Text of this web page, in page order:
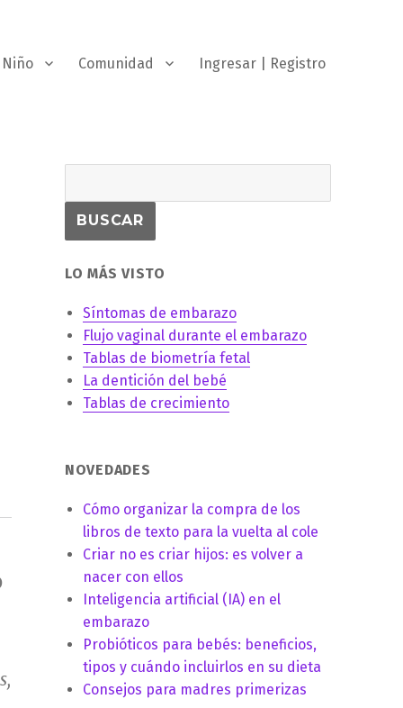
Niño Comunidad Ingresar | Registro
LO MÁS VISTO
Síntomas de embarazo
Flujo vaginal durante el embarazo
Tablas de biometría fetal
La dentición del bebé
Tablas de crecimiento
NOVEDADES
Cómo organizar la compra de los
libros de texto para la vuelta al cole
Criar no es criar hijos: es volver a
nacer con ellos
Inteligencia artificial (IA) en el
embarazo
Probióticos para bebés: beneficios,
tipos y cuándo incluirlos en su dieta
Consejos para madres primerizas